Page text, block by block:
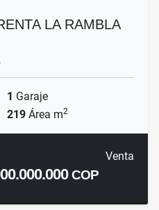
LA RAMBLA
1 Garaje
219 Área m2
Venta
COP